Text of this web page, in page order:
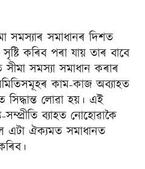
সমস্যাৰ সমাধানৰ দিশত
কৰিব পৰা যায় তাৰ বাবে
সমস্যা সমাধান কৰাৰ
কাম-কাজ অব্যাহত
লোৱা হয়। এই
ব্যাহত নোহোৱাকৈ
এটা ঐক্যমত সমাধানত